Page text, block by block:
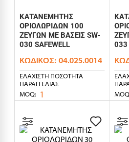
ΚΑΤΑΝΕΜΗΤΗΣ
ΟΡΙΟΛΩΡΙΔΩΝ 100
ΖΕΥΓΩΝ ΜΕ ΒΑΣΕΙΣ SW-
030 SAFEWELL
ΚΩΔΙΚΌΣ: 04.025.0014
ΕΛΆΧΙΣΤΗ ΠΟΣΌΤΗΤΑ
ΠΑΡΑΓΓΕΛΊΑΣ
MOQ: 1
033